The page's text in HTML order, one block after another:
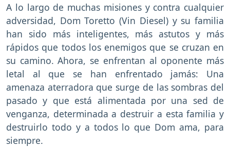
A lo largo de muchas misiones y contra cualquier
adversidad, Dom Toretto (Vin Diesel) y su familia
han sido más inteligentes, más astutos y más
rápidos que todos los enemigos que se cruzan en
su camino. Ahora, se enfrentan al oponente más
letal al que se han enfrentado jamás: Una
amenaza aterradora que surge de las sombras del
pasado y que está alimentada por una sed de
venganza, determinada a destruir a esta familia y
destruirlo todo y a todos lo que Dom ama, para
siempre.